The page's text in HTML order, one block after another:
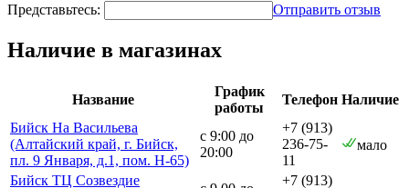
Представьтесь: Отправить отзыв
Наличие в магазинах
Название
График
работы
Телефон Наличие
Бийск На Васильева
(Алтайский край, г. Бийск,
пл. 9 Января, д.1, пом. Н-65)
с 9:00 до
20:00
+7 (913)
236-75-
11
мало
Бийск ТЦ Созвездие
+7 (913)